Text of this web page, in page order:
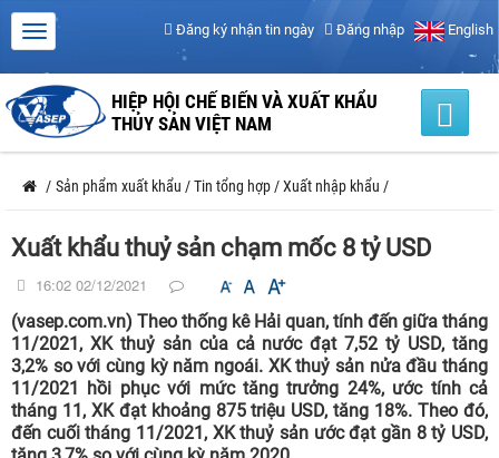
Đăng ký nhận tin ngày Đăng nhập English
HIỆP HỘI CHẾ BIẾN VÀ XUẤT KHẨU
THỦY SẢN VIỆT NAM
/ Sản phẩm xuất khẩu /Tin tổng hợp /Xuất nhập khẩu /
Xuất khẩu thuỷ sản chạm mốc 8 tỷ USD
16:02 02/12/2021
(vasep.com.vn) Theo thống kê Hải quan, tính đến giữa tháng
11/2021, XK thuỷ sản của cả nước đạt 7,52 tỷ USD, tăng
3,2% so với cùng kỳ năm ngoái. XK thuỷ sản nửa đầu tháng
11/2021 hồi phục với mức tăng trưởng 24%, ước tính cả
tháng 11, XK đạt khoảng 875 triệu USD, tăng 18%. Theo đó,
đến cuối tháng 11/2021, XK thuỷ sản ước đạt gần 8 tỷ USD,